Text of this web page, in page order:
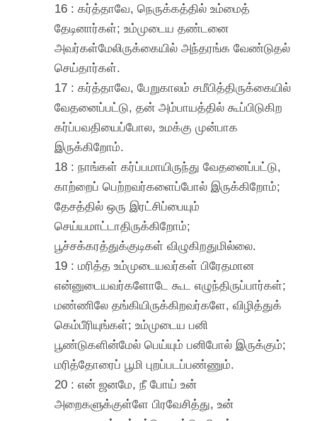
16 : கர்த்தாவே, நெருக்கத்தில் உம்மைத்
தேடினார்கள்; உம்முடைய தண்டனை
அவர்கள்மேலிருக்கையில் அந்தரங்க வேண்டுதல்
செய்தார்கள்.
17 : கர்த்தாவே, பேறுகாலம் சமீபித்திருக்கையில்
வேதனைப்பட்டு, தன் அம்பாயத்தில் கூப்பிடுகிற
கர்ப்பவதியைப்போல, உமக்கு முன்பாக
இருக்கிறோம்.
18 : நாங்கள் கர்ப்பமாயிருந்து வேதனைப்பட்டு,
காற்றைப் பெற்றவர்களைப்போல் இருக்கிறோம்;
தேசத்தில் ஒரு இரட்சிப்பையும்
செய்யமாட்டாதிருக்கிறோம்;
பூச்சக்கரத்துக்குடிகள் விழுகிறதுமில்லை.
19 : மரித்த உம்முடையவர்கள் பிரேதமான
என்னுடையவர்களோடே கூட எழுந்திருப்பார்கள்;
மண்ணிலே தங்கியிருக்கிறவர்களே, விழித்துக்
கெம்பீரியுங்கள்; உம்முடைய பனி
பூண்டுகளின்மேல் பெய்யும் பனிபோல் இருக்கும்;
மரித்தோரைப் பூமி புறப்படப்பண்ணும்.
20 : என் ஜனமே, நீ போய் உன்
அறைகளுக்குள்ளே பிரவேசித்து, உன்